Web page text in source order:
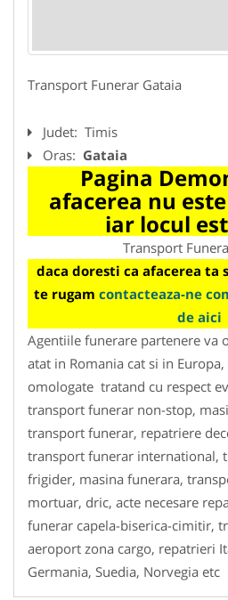
Transport Funerar Gataia
Judet: Timis
Oras: Gataia
Pagina
afacerea nu
iar locul
Transport
daca doresti ca afacerea ta
te rugam contacteaza-ne
de aici
Agentiile funerare partenere va
atat in Romania cat si in
omologate tratand cu respect
transport funerar non-stop,
transport funerar, repatriere
transport funerar international,
frigider, masina funerara,
mortuar, dric, acte necesare
funerar capela-biserica-cimitir,
aeroport zona cargo, repatrieri
Germania, Suedia, Norvegia etc